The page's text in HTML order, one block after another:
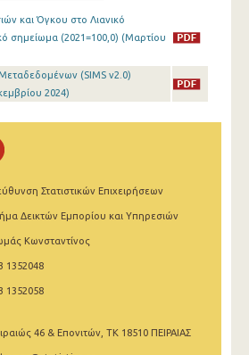
2025
και Όγκου στο Λιανικό
σημείωμα (2021=100,0) (Μαρτίου
(SIMS v2.0)
2024)
Στατιστικών Επιχειρήσεων
Δεικτών Εμπορίου και Υπηρεσιών
Κωνσταντίνος
1352048
1352058
46 & Επονιτών, ΤΚ 18510 ΠΕΙΡΑΙΑΣ